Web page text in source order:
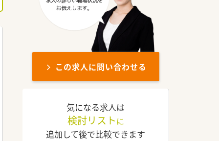
この求人に問い合わせる
気になる求人は
検討リスト に
追加して後で比較できます